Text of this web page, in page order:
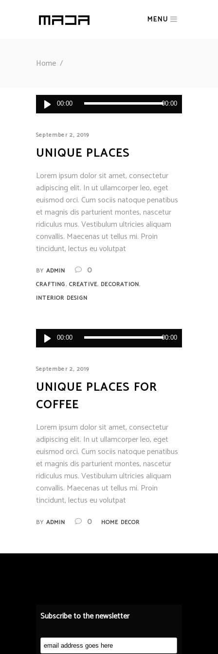
MENU
Home /
Audio
Player
00:00 00:00
September 2, 2019
UNIQUE PLACES
Lorem ipsum dolor sit amet, consectetur
adipiscing elit. In ut ullamcorper leo, eget
euismod orci. Cum sociis natoque penatibus
et magnis dis parturient montes, nascetur
ridiculus mus. Vestibulum ultricies aliquam
convallis. Maecenas ut tellus mi. Proin
tincidunt, lectus eu volutpat
BY ADMIN 0
CRAFTING, CREATIVE, DECORATION,
INTERIOR DESIGN
Audio
Player
00:00 00:00
September 2, 2019
UNIQUE PLACES FOR
COFFEE
Lorem ipsum dolor sit amet, consectetur
adipiscing elit. In ut ullamcorper leo, eget
euismod orci. Cum sociis natoque penatibus
et magnis dis parturient montes, nascetur
ridiculus mus. Vestibulum ultricies aliquam
convallis. Maecenas ut tellus mi. Proin
tincidunt, lectus eu volutpat
BY ADMIN 0 HOME DECOR
Subscribe to the newsletter